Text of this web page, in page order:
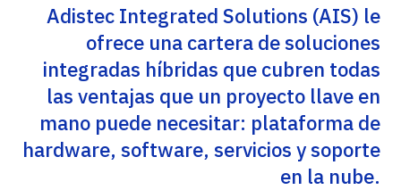
Adistec Integrated Solutions (AIS) le
ofrece una cartera de soluciones
integradas híbridas que cubren todas
las ventajas que un proyecto llave en
mano puede necesitar: plataforma de
hardware, software, servicios y soporte
en la nube.